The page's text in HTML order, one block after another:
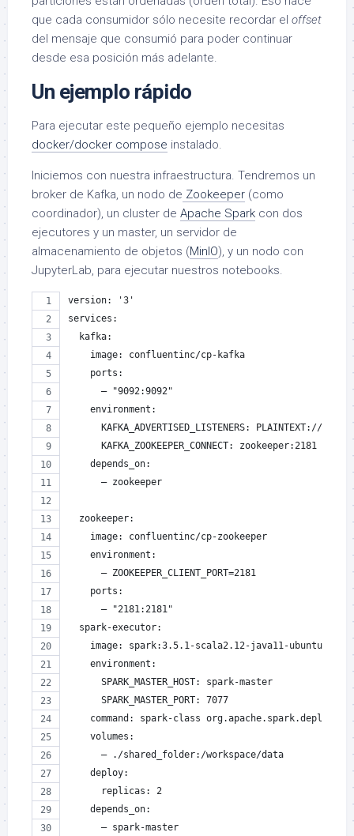
que cada consumidor sólo necesite recordar el offset
del mensaje que consumió para poder continuar
desde esa posición más adelante.
Un ejemplo rápido
Para ejecutar este pequeño ejemplo necesitas
docker/docker compose instalado.
Iniciemos con nuestra infraestructura. Tendremos un
broker de Kafka, un nodo de Zookeeper (como
coordinador), un cluster de Apache Spark con dos
ejecutores y un master, un servidor de
almacenamiento de objetos (MinIO), y un nodo con
JupyterLab, para ejecutar nuestros notebooks.
version: '3'
services:
  kafka:
    image: confluentinc/cp-kafka
    ports:
      – "9092:9092"
    environment:
KAFKA_ADVERTISED_LISTENERS: PLAINTEXT://
      KAFKA_ZOOKEEPER_CONNECT: zookeeper:2181
    depends_on:
      – zookeeper
  zookeeper:
    image: confluentinc/cp-zookeeper
    environment:
      – ZOOKEEPER_CLIENT_PORT=2181
    ports:
      – "2181:2181"
  spark-executor:
    image: spark:3.5.1-scala2.12-java11-ubuntu
    environment:
      SPARK_MASTER_HOST: spark-master
      SPARK_MASTER_PORT: 7077
command: spark-class
    volumes:
      – ./shared_folder:/workspace/data
    deploy:
      replicas: 2
    depends_on:
      – spark-master